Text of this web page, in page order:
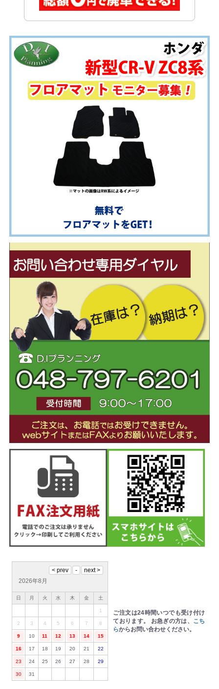
2026年8月
日 月 火 水 木 金 土
1
2 3 4 5 6 7 8
9 10 11 12 13 14 15
16 17 18 19 20 21 22
23 24 25 26 27 28 29
30 31
ご注文は24時間いつでも受け付け
ております。 お急ぎの方は、 こち
らからお問い合わせください。